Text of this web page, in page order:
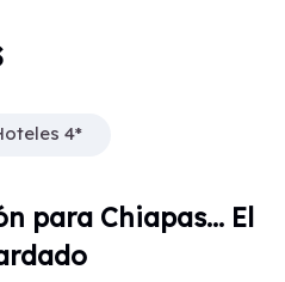
4*
para Chiapas... El